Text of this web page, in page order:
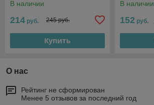
В наличии
214 руб. 245 руб.
Купить
В наличии
152 руб.
О нас
Рейтинг не сформирован
Менее 5 отзывов за последний год